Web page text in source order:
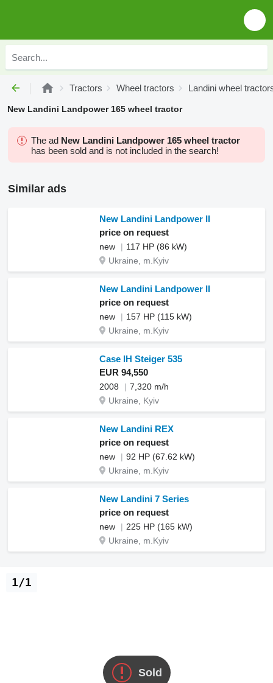
Tractors Wheel tractors Landini wheel
New Landini Landpower 165 wheel tractor
The ad New Landini Landpower 165 wheel tractor
has been sold and is not included in the search!
Similar ads
New Landini Landpower II
price on request
new
117 HP (86 kW)
Ukraine, m.Kyiv
New Landini Landpower II
price on request
new
157 HP (115 kW)
Ukraine, m.Kyiv
Case IH Steiger 535
EUR 94,550
2008
7,320 m/h
Ukraine, Kyiv
New Landini REX
price on request
new
92 HP (67.62 kW)
Ukraine, m.Kyiv
New Landini 7 Series
price on request
new
225 HP (165 kW)
Ukraine, m.Kyiv
Sold
1/1